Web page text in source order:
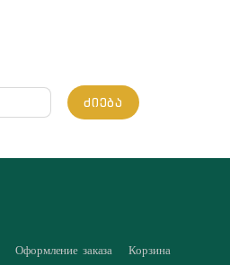
ᲫᲘᲔᲑᲐ
Оформление заказа Корзина